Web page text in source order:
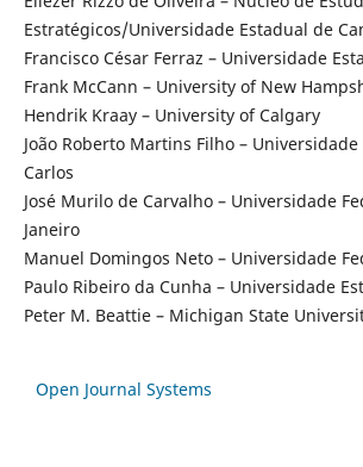
Estratégicos/Universidade Estadual de
Francisco César Ferraz – Universidade
Frank McCann – University of New
Hendrik Kraay – University of Calgary
João Roberto Martins Filho – Universidade
Carlos
José Murilo de Carvalho – Universidade
Janeiro
Manuel Domingos Neto – Universidade
Paulo Ribeiro da Cunha – Universidade
Peter M. Beattie – Michigan State
Open Journal Systems